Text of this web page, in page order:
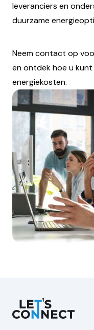
leveranciers en
duurzame
Neem contact op
en ontdek hoe u
energiekosten.
Let's Connect